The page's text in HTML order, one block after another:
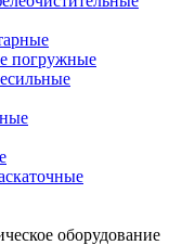
погружные
оборудование